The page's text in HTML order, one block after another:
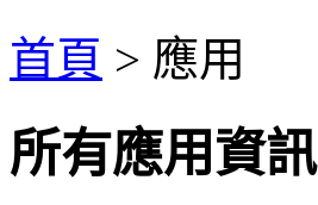
首頁 > 應用
所有應用資訊